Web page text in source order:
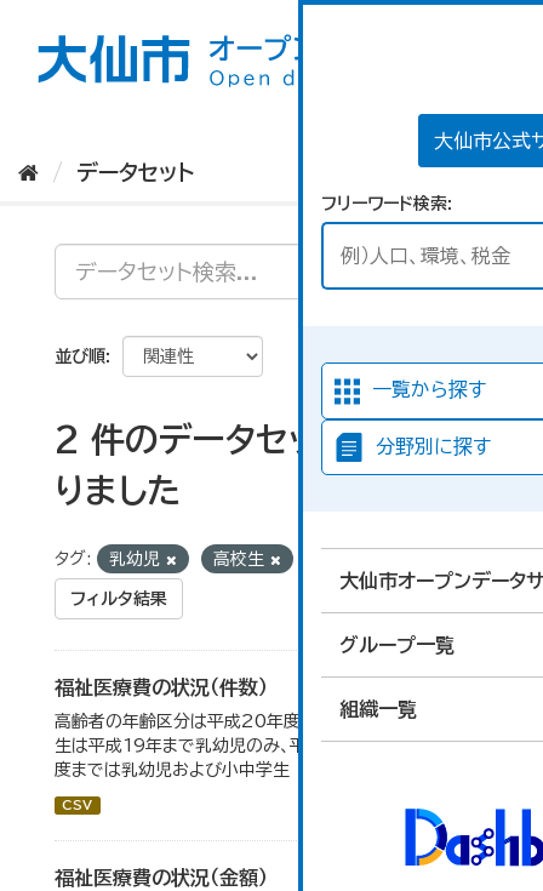
大仙市公式
フリーワード検索
一覧から探す
分野別に探す
大仙市オープンデータ
グループ一覧
組織一覧
データセット
並び順
2 件のデータセットが見つか
りました
タグ: 乳幼児 高校生
フィルタ結果
福祉医療費の状況（件数）
高齢者の年齢区分は平成20年度から変更 乳幼児・小中高
生は平成19年まで乳幼児のみ、平成20年度から令和元年
度までは乳幼児および小中学生
CSV
福祉医療費の状況（金額）